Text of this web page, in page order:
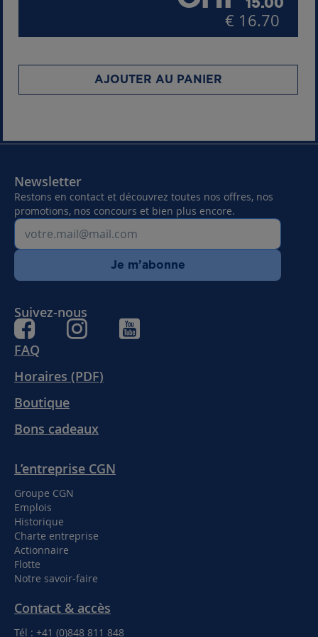
€ 16.70
AJOUTER AU PANIER
FAQ
Horaires (PDF)
Boutique
Bons cadeaux
L’entreprise CGN
Groupe CGN
Emplois
Historique
Charte entreprise
Actionnaire
Flotte
Notre savoir-faire
Contact & accès
Tél : +41 (0)848 811 848
Newsletter
Restons en contact et découvrez toutes nos offres, nos
promotions, nos concours et bien plus encore.
Je m’abonne
Suivez-nous